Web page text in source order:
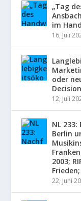
„Tag
im
16, Juli
oder
12, Juli
NL
Berlin
2003;
Frieden;
22, Juni